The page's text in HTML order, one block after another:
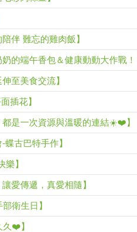
伴 難忘的雞肉飯】
的端午香包＆健康動動大作戰
至美食交流】
插花】
都是一次資源與溫暖的連結☀️❤️】
蝶古巴特手作】
樂】
愛傳遞，真愛相隨】
衛生日】
久❤️】